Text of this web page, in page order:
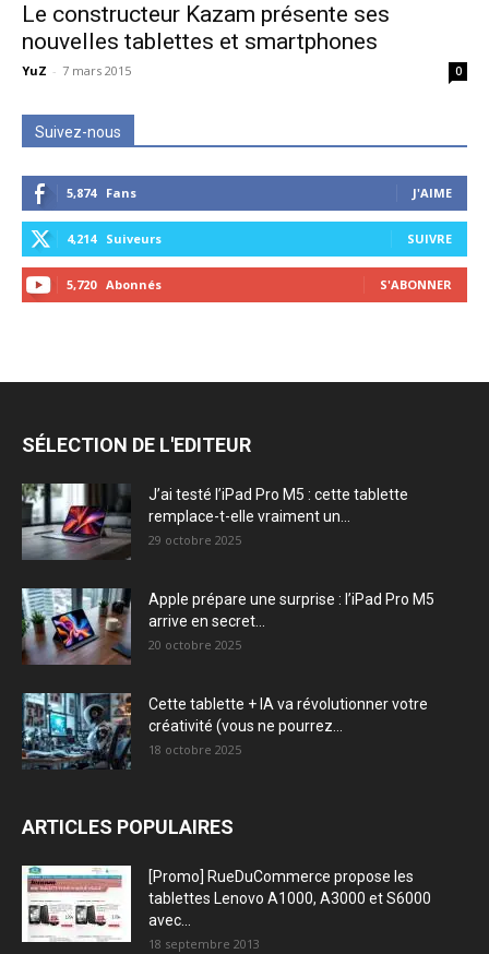
Le constructeur Kazam présente ses
nouvelles tablettes et smartphones
YuZ - 7 mars 2015 0
Suivez-nous
5,874 Fans J'AIME
4,214 Suiveurs SUIVRE
5,720 Abonnés S'ABONNER
SÉLECTION DE L'EDITEUR
J’ai testé l’iPad Pro M5 : cette tablette
remplace-t-elle vraiment un...
29 octobre 2025
Apple prépare une surprise : l’iPad Pro M5
arrive en secret...
20 octobre 2025
Cette tablette + IA va révolutionner votre
créativité (vous ne pourrez...
18 octobre 2025
ARTICLES POPULAIRES
[Promo] RueDuCommerce propose les
tablettes Lenovo A1000, A3000 et S6000
avec...
18 septembre 2013